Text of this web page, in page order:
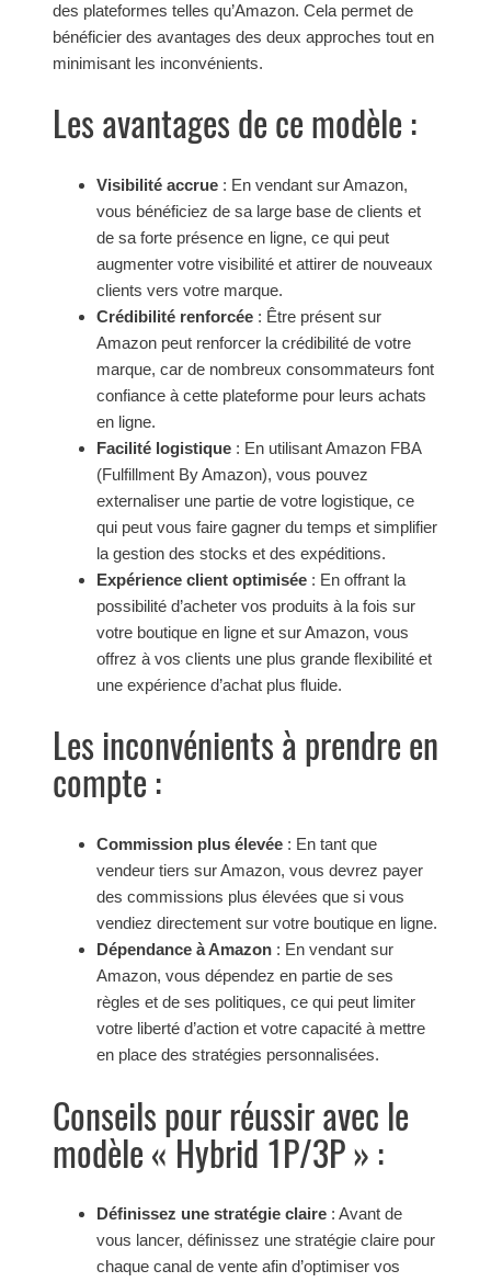
des plateformes telles qu’Amazon. Cela permet de
bénéficier des avantages des deux approches tout en
minimisant les inconvénients.
Les avantages de ce modèle :
Visibilité accrue : En vendant sur Amazon,
vous bénéficiez de sa large base de clients et
de sa forte présence en ligne, ce qui peut
augmenter votre visibilité et attirer de nouveaux
clients vers votre marque.
Crédibilité renforcée : Être présent sur
Amazon peut renforcer la crédibilité de votre
marque, car de nombreux consommateurs font
confiance à cette plateforme pour leurs achats
en ligne.
Facilité logistique : En utilisant Amazon FBA
(Fulfillment By Amazon), vous pouvez
externaliser une partie de votre logistique, ce
qui peut vous faire gagner du temps et simplifier
la gestion des stocks et des expéditions.
Expérience client optimisée : En offrant la
possibilité d’acheter vos produits à la fois sur
votre boutique en ligne et sur Amazon, vous
offrez à vos clients une plus grande flexibilité et
une expérience d’achat plus fluide.
Les inconvénients à prendre en
compte :
Commission plus élevée : En tant que
vendeur tiers sur Amazon, vous devrez payer
des commissions plus élevées que si vous
vendiez directement sur votre boutique en ligne.
Dépendance à Amazon : En vendant sur
Amazon, vous dépendez en partie de ses
règles et de ses politiques, ce qui peut limiter
votre liberté d’action et votre capacité à mettre
en place des stratégies personnalisées.
Conseils pour réussir avec le
modèle « Hybrid 1P/3P » :
Définissez une stratégie claire : Avant de
vous lancer, définissez une stratégie claire pour
chaque canal de vente afin d’optimiser vos